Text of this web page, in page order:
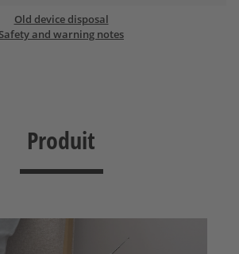
Old device disposal
Safety and warning notes
Produit